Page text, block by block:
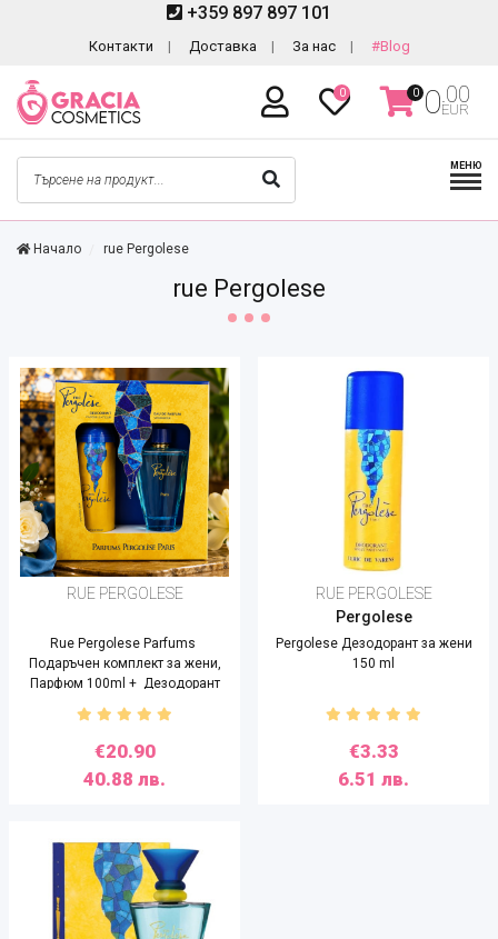
+359 897 897 101
Контакти Доставка За нас #Blog
0 0 0.00
EUR
МЕНЮ
Начало rue Pergolese
rue Pergolese
RUE PERGOLESE
Rue Pergolese Parfums
Подаръчен комплект за жени,
Парфюм 100ml + Дезодорант
150ml
€20.90
40.88 лв.
RUE PERGOLESE
Pergolese
Pergolese Дезодорант за жени
150 ml
€3.33
6.51 лв.